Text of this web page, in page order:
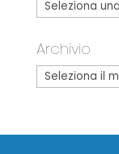
Archivio